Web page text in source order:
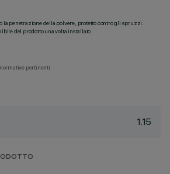
la penetrazione della polvere, protetto contro gli spruzzi.
del prodotto una volta installato
pertinenti.
1.15